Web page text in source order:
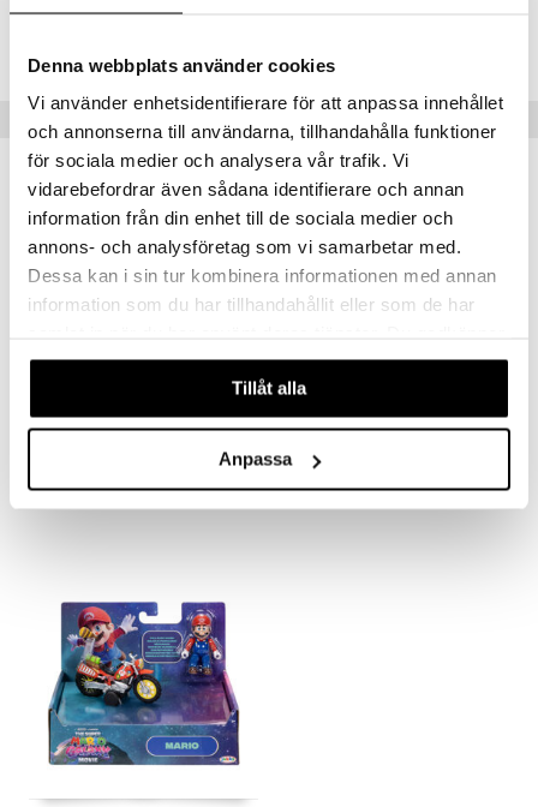
Denna webbplats använder cookies
Vi använder enhetsidentifierare för att anpassa innehållet
och annonserna till användarna, tillhandahålla funktioner
för sociala medier och analysera vår trafik. Vi
vidarebefordrar även sådana identifierare och annan
information från din enhet till de sociala medier och
annons- och analysföretag som vi samarbetar med.
Dessa kan i sin tur kombinera informationen med annan
information som du har tillhandahållit eller som de har
våra cookies vid fortsatt användande av vår webbplats.
Tillåt alla
Anpassa
Tips till dig
Super Mario Galaxy Movie Diorama
325 kr
Super Mario Galaxy Movie Vehicle & Luigi
229 kr
Långstrump
Mario